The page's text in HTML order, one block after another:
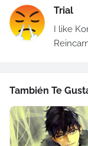
Trial
I like
También Te